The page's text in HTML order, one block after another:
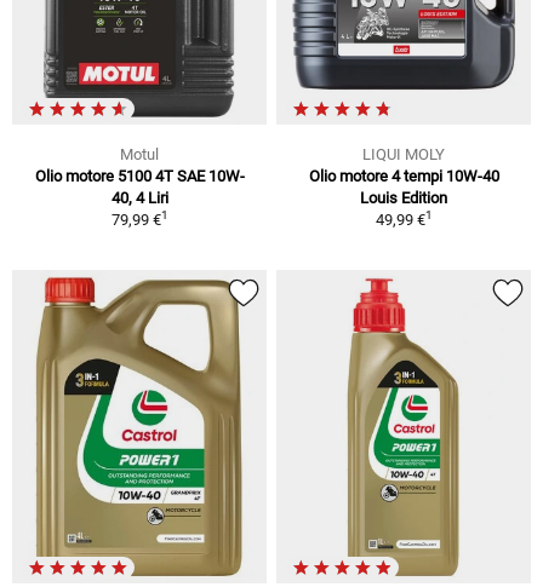
Motul
Olio motore 5100 4T SAE 10W-
40, 4 Liri
79,99 €1
LIQUI MOLY
Olio motore 4 tempi 10W-40
Louis Edition
49,99 €1